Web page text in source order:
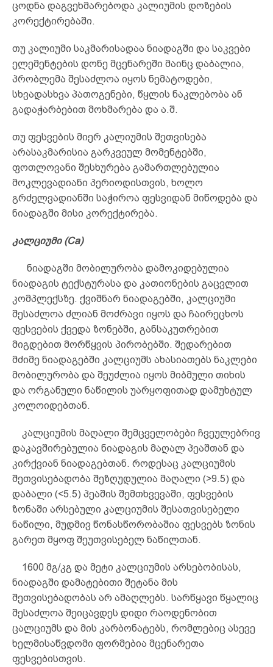
ცოდნა დაგვეხმარებოდა კალიუმის დოზების
კორექტირებაში.
თუ კალიუმი საკმარისადაა ნიადაგში და საკვები
ელემენტების დონე მცენარეში მაინც დაბალია,
პრობლემა შესაძლოა იყოს ნემატოდები,
სხვადასხვა პათოგენები, წყლის ნაკლებობა ან
გადაჭარბებით მოხმარება და ა.შ.
თუ ფესვების მიერ კალიუმის შეთვისება
არასაკმარისია გარკვეულ მომენტებში,
ფოთლოვანი შესხურება გამართლებულია
მოკლევადიანი პერიოდისთვის, ხოლო
გრძელვადიანში საჭიროა ფესვიდან მიწოდება და
ნიადაგში მისი კორექტირება.
კალციუმი(Ca)
ნიადაგში მობილურობა დამოკიდებულია
ნიადაგის ტექსტურასა და კათიონების გაცვლით
კომპლექსზე. ქვიშნარ ნიადაგებში, კალციუმი
შესაძლოა ძლიან მოძრავი იყოს და ჩაირეცხოს
ფესვების ქვედა ზონებში, განსაკუთრებით
მიგდებით მორწყვის პირობებში. შედარებით
მძიმე ნიადაგებში კალციუმს ახასიათებს ნაკლები
მობილურობა და შეუძლია იყოს მიბმული თიხის
და ორგანული ნაწილის უარყოფითად დამუხტულ
კოლოიდებთან.
კალციუმის მაღალი შემცველობები ჩვეულებრივ
დაკავშირებულია ნიადაგის მაღალ პეაშთან და
კირქვიან ნიადაგებთან. როდესაც კალციუმის
შეთვისებადობა შეზღუდულია მაღალი (>9.5) და
დაბალი (<5.5) პეაშის შემთხვევაში, ფესვების
ზონაში არსებული კალციუმის შესათვისებელი
ნაწილი, მუდმივ წონასწორობაშია ფესვებს ზონის
გარეთ მყოფ შეუთვისებელ ნაწილთან.
1600 მგ/კგ და მეტი კალციუმის არსებობისას,
ნიადაგში დამატებითი შეტანა მის
შეთვისებადობას არ ამაღლებს. სარწყავი წყალიც
შესაძლოა შეიცავდეს დიდი რაოდენობით
ცალციუმს და მის კარბონატებს, რომლებიც ასევე
ხელმისაწვდომი ფორმებია მცენარეთა
ფესვებისთვის.